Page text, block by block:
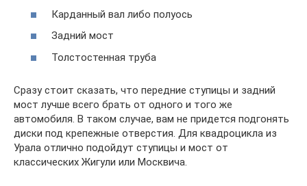
Карданный вал либо полуось
Задний мост
Толстостенная труба
Сразу стоит сказать, что передние ступицы и задний
мост лучше всего брать от одного и того же
автомобиля. В таком случае, вам не придется подгонять
диски под крепежные отверстия. Для квадроцикла из
Урала отлично подойдут ступицы и мост от
классических Жигули или Москвича.